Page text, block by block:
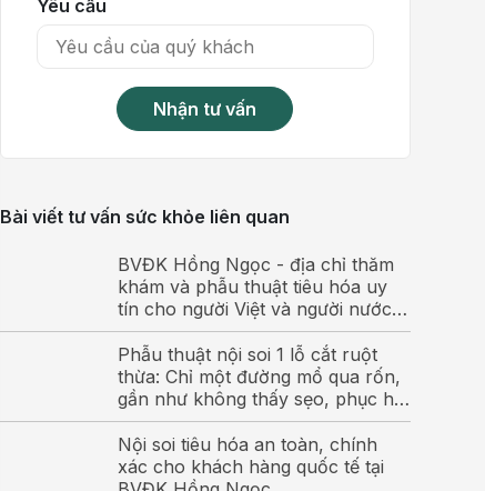
Yêu cầu
Nhận tư vấn
Bài viết tư vấn sức khỏe liên quan
BVĐK Hồng Ngọc - địa chỉ thăm
khám và phẫu thuật tiêu hóa uy
tín cho người Việt và người nước
ngoài
Phẫu thuật nội soi 1 lỗ cắt ruột
thừa: Chỉ một đường mổ qua rốn,
gần như không thấy sẹo, phục hồi
nhanh chóng
Nội soi tiêu hóa an toàn, chính
xác cho khách hàng quốc tế tại